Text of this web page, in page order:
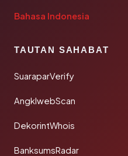
Bahasa Indonesia
TAUTAN SAHABAT
SuaraparVerify
AngklwebScan
DekorintWhois
BanksumsRadar